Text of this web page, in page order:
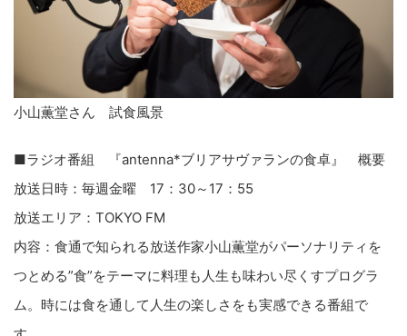
小山薫堂さん 試食風景
■ラジオ番組 『antenna*ブリアサヴァランの食卓』 概要
放送日時：毎週金曜 17：30～17：55
放送エリア：TOKYO FM
内容：食通で知られる放送作家小山薫堂がパーソナリティを
つとめる”食”をテーマに料理も人生も味わい尽くすプログラ
ム。時には食を通して人生の楽しさをも実感できる番組で